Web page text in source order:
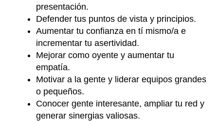
presentación.
Defender tus puntos de vista y principios.
Aumentar tu confianza en tí mismo/a e
incrementar tu asertividad.
Mejorar como oyente y aumentar tu
empatía.
Motivar a la gente y liderar equipos grandes
o pequeños.
Conocer gente interesante, ampliar tu red y
generar sinergias valiosas.